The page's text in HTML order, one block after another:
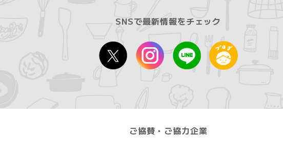
SNSで最新情報をチェック
ご協賛・ご協力企業